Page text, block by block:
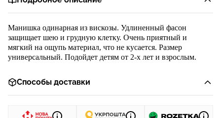
Манишка одинарная из вискозы. Удлиненный фасон
защищает шею и грудную клетку. Очень приятный и
мягкий на ощупь материал, что не кусается. Размер
универсальный. Подойдет детям от 2-х лет и взрослым.
Способы доставки